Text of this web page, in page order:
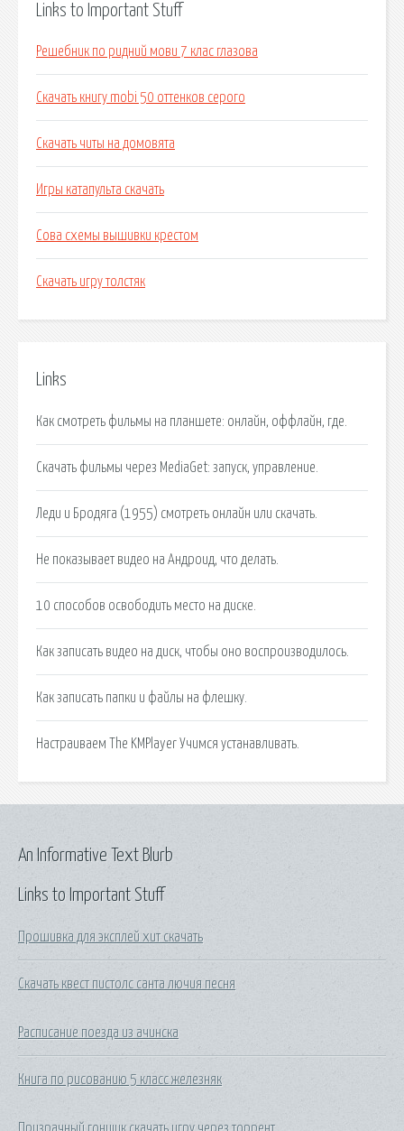
Links to Important Stuff
Решебник по ридний мови 7 клас глазова
Скачать книгу mobi 50 оттенков серого
Скачать читы на домовята
Игры катапульта скачать
Сова схемы вышивки крестом
Скачать игру толстяк
Links
Как смотреть фильмы на планшете: онлайн, оффлайн, где.
Скачать фильмы через MediaGet: запуск, управление.
Леди и Бродяга (1955) смотреть онлайн или скачать.
Не показывает видео на Андроид, что делать.
10 способов освободить место на диске.
Как записать видео на диск, чтобы оно воспроизводилось.
Как записать папки и файлы на флешку.
Настраиваем The KMPlayer Учимся устанавливать.
Links to Important Stuff
Прошивка для эксплей хит скачать
Скачать квест пистолс санта лючия песня
Расписание поезда из ачинска
Книга по рисованию 5 класс железняк
Призрачный гонщик скачать игру через торрент
An Informative Text Blurb